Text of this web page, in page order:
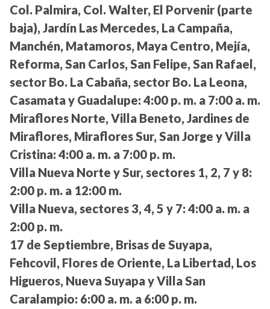
Col. Palmira, Col. Walter, El Porvenir (parte
baja), Jardín Las Mercedes, La Campaña,
Manchén, Matamoros, Maya Centro, Mejía,
Reforma, San Carlos, San Felipe, San Rafael,
sector Bo. La Cabaña, sector Bo. La Leona,
Casamata y Guadalupe: 4:00 p. m. a 7:00 a. m.
Miraflores Norte, Villa Beneto, Jardines de
Miraflores, Miraflores Sur, San Jorge y Villa
Cristina: 4:00 a. m. a 7:00 p. m.
Villa Nueva Norte y Sur, sectores 1, 2, 7 y 8:
2:00 p. m. a 12:00 m.
Villa Nueva, sectores 3, 4, 5 y 7: 4:00 a. m. a
2:00 p. m.
17 de Septiembre, Brisas de Suyapa,
Fehcovil, Flores de Oriente, La Libertad, Los
Higueros, Nueva Suyapa y Villa San
Caralampio: 6:00 a. m. a 6:00 p. m.